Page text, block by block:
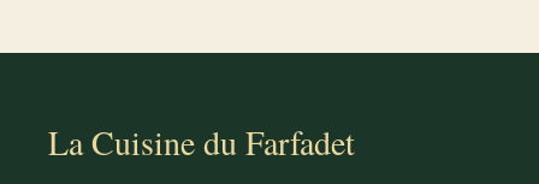
La Cuisine du Farfadet